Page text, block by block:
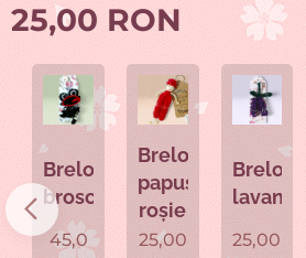
25,00RON
Breloc
broscuța
45,0
Breloc
papusa
roșie
25,00
Breloc
lavandă
25,00